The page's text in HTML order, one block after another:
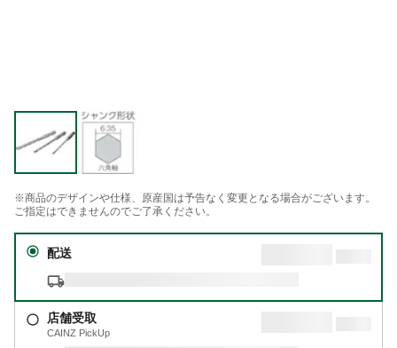
※商品のデザインや仕様、原産国は予告なく変更となる場合がございます。
ご指定はできませんのでご了承ください。
配送
店舗受取
CAINZ PickUp